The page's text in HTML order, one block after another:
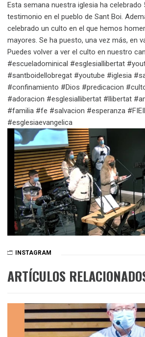
Esta semana nuestra iglesia ha celebrado
testimonio en el pueblo de Sant Boi.
celebrado un culto en el que hemos
mayores. Se ha puesto, una vez más, en
️Puedes volver a ver el culto en nuestro
#escueladominical #esglesiallibertat
#santboidellobregat #youtube #iglesia
#confinamiento #Dios #predicacion
#adoracion #esglesiallibertat #llibertat
#familia #fe #salvacion #esperanza
#esglesiaevangelica
INSTAGRAM
ARTÍCULOS